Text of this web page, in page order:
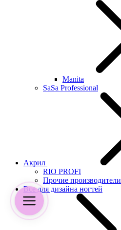
Manita
SaSa Professional
Акрил
RIO PROFI
Прочие производители
Все для дизайна ногтей